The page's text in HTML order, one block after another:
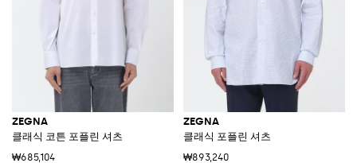
ZEGNA
클래식 코튼 포플린 셔츠
₩685,104
ZEGNA
클래식 포플린 셔츠
₩893,240